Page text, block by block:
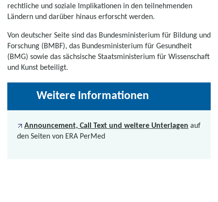
rechtliche und soziale Implikationen in den teilnehmenden
Ländern und darüber hinaus erforscht werden.
Von deutscher Seite sind das Bundesministerium für Bildung und
Forschung (BMBF), das Bundesministerium für Gesundheit
(BMG) sowie das sächsische Staatsministerium für Wissenschaft
und Kunst beteiligt.
Weitere Informationen
Announcement, Call Text und weitere Unterlagen auf
den Seiten von ERA PerMed